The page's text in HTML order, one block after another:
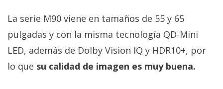
La serie M90 viene en tamaños de 55 y 65
pulgadas y con la misma tecnología QD-Mini
LED, además de Dolby Vision IQ y HDR10+, por
lo que su calidad de imagen es muy buena.